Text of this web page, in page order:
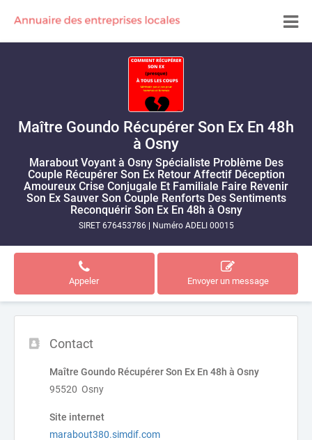
Maître Goundo Récupérer Son Ex En 48h
à Osny
Marabout Voyant à Osny Spécialiste Problème Des
Couple Récupérer Son Ex Retour Affectif Déception
Amoureux Crise Conjugale Et Familiale Faire Revenir
Son Ex Sauver Son Couple Renforts Des Sentiments
Reconquérir Son Ex En 48h à Osny
SIRET 676453786 Numéro ADELI 00015
Appeler Envoyer un message
Contact
Maître Goundo Récupérer Son Ex En 48h à Osny
95520 Osny
Site internet
marabout380.simdif.com